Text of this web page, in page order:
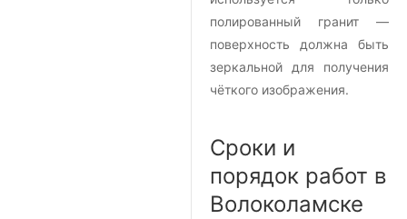
полированный гранит —
поверхность должна быть
зеркальной для получения
чёткого изображения.
Сроки и
порядок работ в
Волоколамске